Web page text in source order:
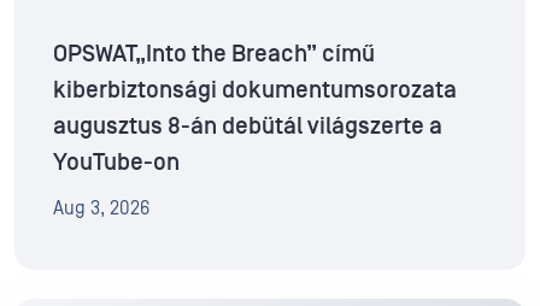
OPSWAT„Into the Breach” című
kiberbiztonsági dokumentumsorozata
augusztus 8-án debütál világszerte a
YouTube-on
Aug 3, 2026